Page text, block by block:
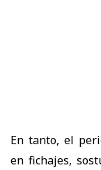
En tanto, el
en fichajes,